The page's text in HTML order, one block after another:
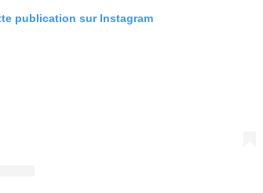
publication sur Instagram